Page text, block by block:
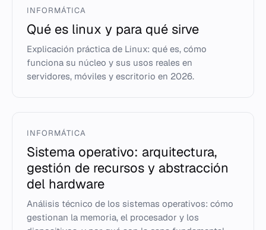
INFORMÁTICA
Qué es linux y para qué sirve
Explicación práctica de Linux: qué es, cómo
funciona su núcleo y sus usos reales en
servidores, móviles y escritorio en 2026.
INFORMÁTICA
Sistema operativo: arquitectura,
gestión de recursos y abstracción
del hardware
Análisis técnico de los sistemas operativos: cómo
gestionan la memoria, el procesador y los